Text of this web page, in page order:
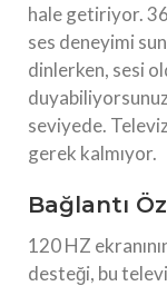
hale getiriyor.
ses deneyimi
dinlerken, sesi
seviyede.
gerek kalmıyor.
Bağlantı
120 HZ
desteği, bu